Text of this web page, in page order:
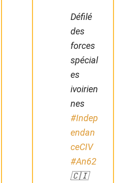
Défilé
des
forces
spécial
es
ivoirien
nes
#Indep
endan
ceCIV
#An62
🇨🇮